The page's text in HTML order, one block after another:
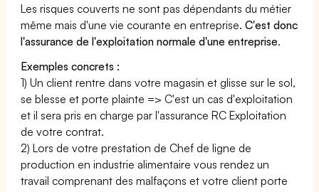
Les risques couverts ne sont pas dépendants du métier
même mais d'une vie courante en entreprise.C'est donc
l'assurance de l'exploitation normale d'une entreprise.
Exemples concrets :
1) Un client rentre dans votre magasin et glisse sur le sol,
se blesse et porte plainte => C'est un cas d'exploitation
et il sera pris en charge par l'assurance RC Exploitation
de votre contrat.
2) Lors de votre prestation de Chef de ligne de
production en industrie alimentaire vous rendez un
travail comprenant des malfaçons et votre client porte